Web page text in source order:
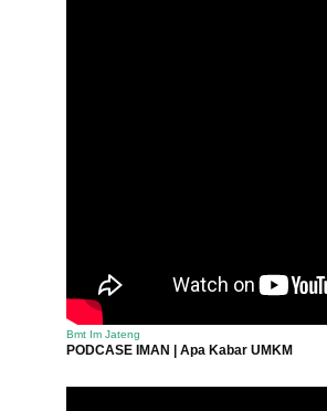
Bmt Im Jateng
PODCASE IMAN | Apa Kabar UMKM